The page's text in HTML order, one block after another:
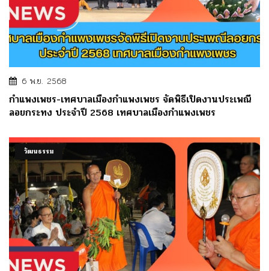
6 พ.ย. 2568
กำแพงเพชร-เทศบาลเมืองกำแพงเพชร จัดพิธีเปิดงานประเพณี
ลอยกระทง ประจำปี 2568 เทศบาลเมืองกำแพงเพชร
วัฒนธรรม